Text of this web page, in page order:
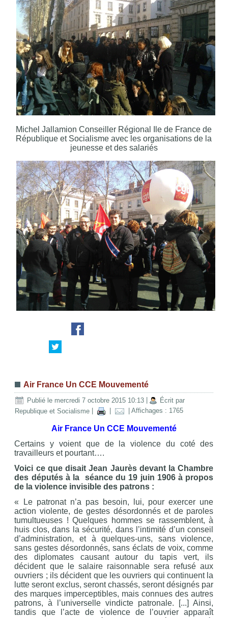
Michel Jallamion Conseiller Régional Ile de France de
République et Socialisme avec les organisations de la
jeunesse et des salariés
Air France Un CCE Mouvementé
Publié le mercredi 7 octobre 2015 10:13
Écrit par
Republique et Socialisme
| Affichages : 1765
Air France Un CCE Mouvementé
Certains y voient que de la violence du coté des
travailleurs et pourtant….
Voici ce que disait Jean Jaurès devant la Chambre
des députés à la séance du 19 juin 1906 à propos
de la violence invisible des patrons :
« Le patronat n’a pas besoin, lui, pour exercer une
action violente, de gestes désordonnés et de paroles
tumultueuses ! Quelques hommes se rassemblent, à
huis clos, dans la sécurité, dans l’intimité d’un conseil
d’administration, et à quelques-uns, sans violence,
sans gestes désordonnés, sans éclats de voix, comme
des diplomates causant autour du tapis vert, ils
décident que le salaire raisonnable sera refusé aux
ouvriers ; ils décident que les ouvriers qui continuent la
lutte seront exclus, seront chassés, seront désignés par
des marques imperceptibles, mais connues des autres
patrons, à l’universelle vindicte patronale. [...] Ainsi,
tandis que l’acte de violence de l’ouvrier apparaît